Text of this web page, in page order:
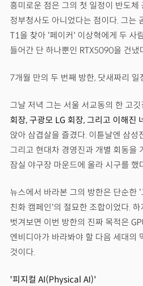
흥미로운 점은 그의 첫 일정이 반도체
정부청사도 아니었다는 점이다. 그는
T1을 찾아 '페이커' 이상혁에게 두 사
들어간 단 하나뿐인 RTX5090을 건냈
7개월 만의 두 번째 방한, 닷새짜리 일
그날 저녁 그는 서울 서교동의 한 고깃
회장, 구광모 LG 회장, 그리고 이해진
앉아 삼겹살을 즐겼다. 이튿날엔 삼성
그리고 현대차 경영진과 개별 회동을
잠실 야구장 마운드에 올라 시구를 했
뉴스에서 바라본 그의 방한은 단순한
친화 캠페인'의 절묘한 조합이었다. 하
벗겨보면 이번 방한의 진짜 목적은
엔비디아가 바라봐야 할 다음 세대의
것이다.
'피지컬 AI(Physical AI)'